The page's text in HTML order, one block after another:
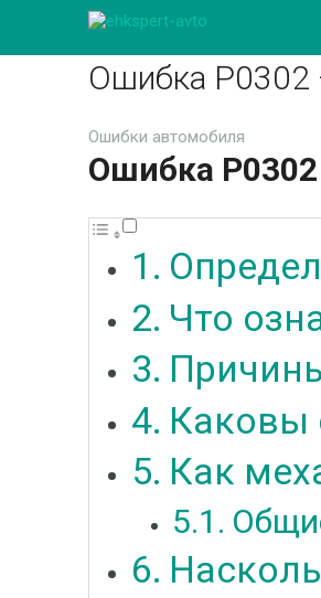
Ошибка P0302
Ошибки автомобиля
Ошибка P
Что
Каковы
Как